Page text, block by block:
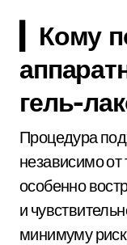
▎Кому
гель-
Процедура
независимо
особенно
и
минимуму